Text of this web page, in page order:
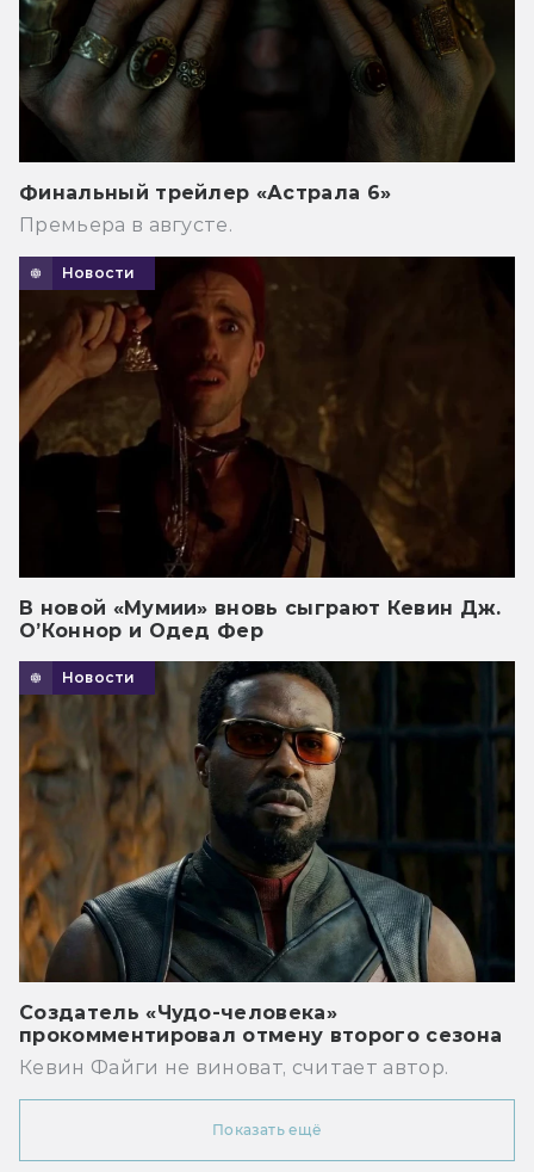
Финальный трейлер «Астрала 6»
Премьера в августе.
Новости
В новой «Мумии» вновь сыграют Кевин Дж.
О’Коннор и Одед Фер
Новости
Создатель «Чудо-человека»
прокомментировал отмену второго сезона
Кевин Файги не виноват, считает автор.
Показать ещё